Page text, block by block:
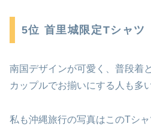
5位 首里城限定Tシャツ
南国デザインが可愛く、普段着
カップルでお揃いにする人も多
私も沖縄旅行の写真はこのTシャ